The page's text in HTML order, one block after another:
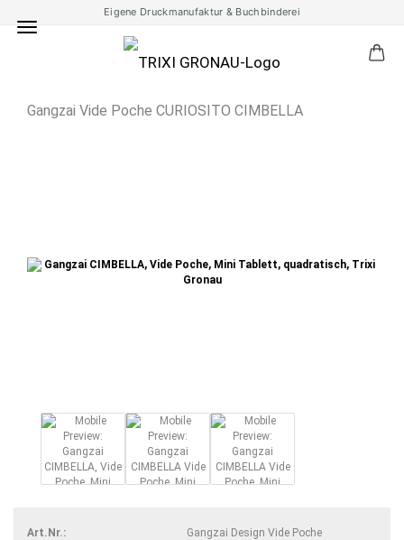
Eigene Druckmanufaktur & Buchbinderei
Gangzai Vide Poche CURIOSITO CIMBELLA
Art.Nr.:
Gangzai Design Vide Poche